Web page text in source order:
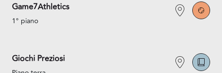
Game7Athletics
1° piano
Giochi Preziosi